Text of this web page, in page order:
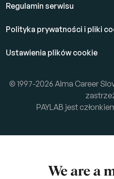
Regulamin serwisu
Polityka prywatności i pliki
Ustawienia plików cookie
© 1997-2026 Alma Career
PAYLAB jest
We are a